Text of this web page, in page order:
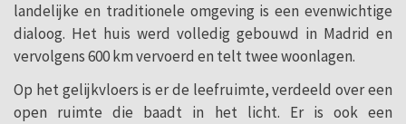
landelijke en traditionele omgeving is een evenwichtige
dialoog. Het huis werd volledig gebouwd in Madrid en
vervolgens 600 km vervoerd en telt twee woonlagen.
Op het gelijkvloers is er de leefruimte, verdeeld over een
open ruimte die baadt in het licht. Er is ook een